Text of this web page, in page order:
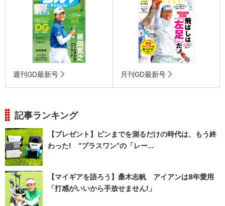
週刊GD最新号 月刊GD最新号
記事ランキング
【プレゼント】ピンまでを測るだけの時代は、もう終
わった! “プラスワン”の「レー...
【マイギアを語ろう】桑木志帆 アイアンは8年愛用
「打感がいいから手放せません!」